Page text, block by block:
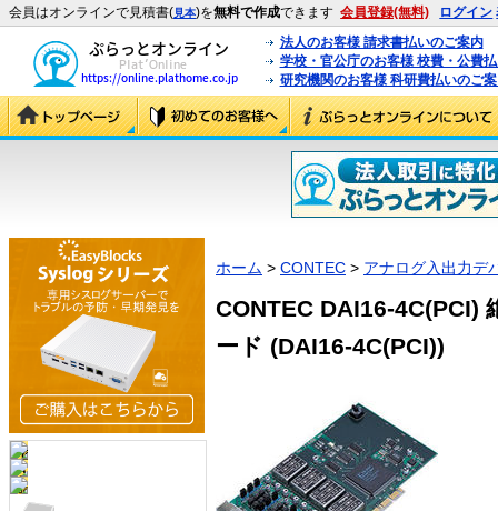
会員はオンラインで見積書(見本)を無料で作成できます 会員登録(無料) ログイン
法人のお客様 請求書払いのご案内
学校・官公庁のお客様 校費・公費
研究機関のお客様 科研費払いのご
ホーム > CONTEC > アナログ入出力デ
CONTEC DAI16-4C(PCI)
ード (DAI16-4C(PCI))